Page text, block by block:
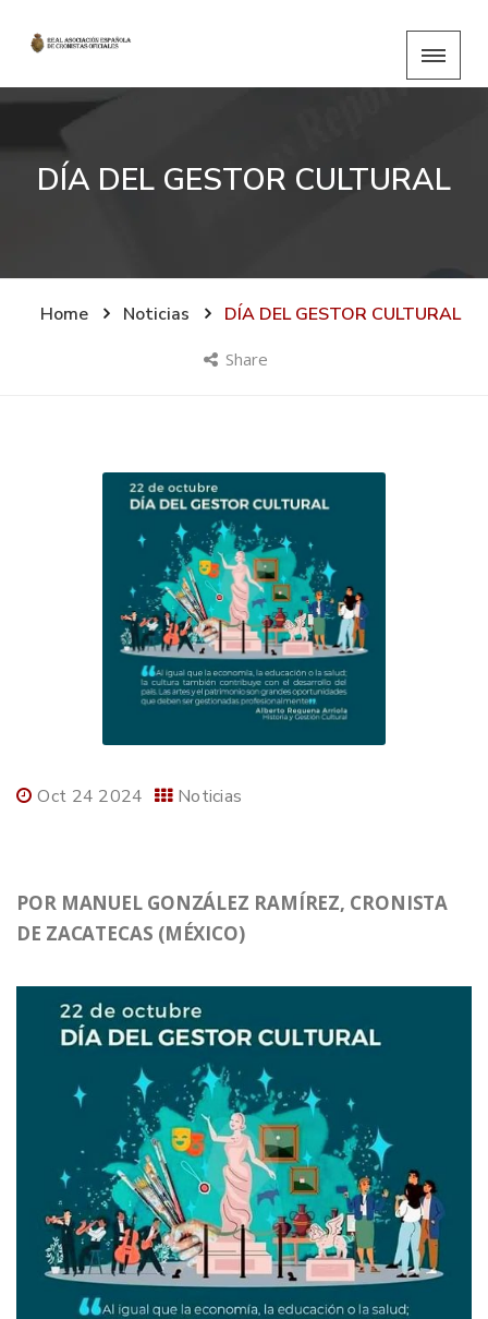
DÍA DEL GESTOR CULTURAL
Home Noticias DÍA DEL GESTOR CULTURAL
Share
Oct 24 2024 Noticias
POR MANUEL GONZÁLEZ RAMÍREZ, CRONISTA
DE ZACATECAS (MÉXICO)